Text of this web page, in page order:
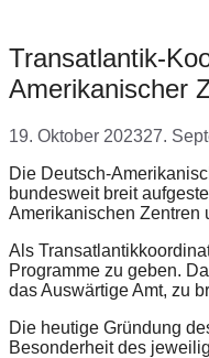
Transatlantik-
Amerikanischer
19. Oktober 202327.
Die Deutsch-
bundesweit breit
Amerikanischen Zentren
Als
Programme zu geben.
das Auswärtige Amt, zu
Die heutige Gründung
Besonderheit des